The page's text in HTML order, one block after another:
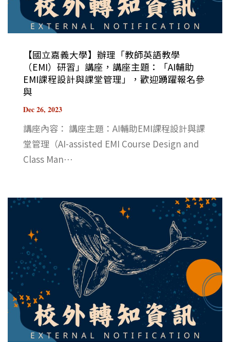
【國立嘉義大學】辦理「教師英語教學
（EMI）研習」講座，講座主題：「AI輔助
EMI課程設計與課堂管理」，歡迎踴躍報名參
與
Dec 26, 2023
講座內容： 講座主題：AI輔助EMI課程設計與課
堂管理（AI-assisted EMI Course Design and
Class Man⋯